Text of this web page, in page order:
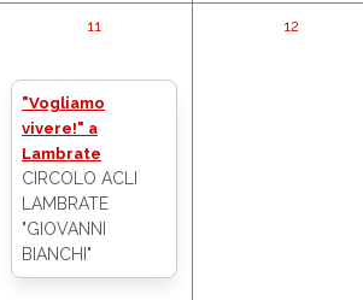
11
"Vogliamo
vivere!" a
Lambrate
CIRCOLO ACLI
LAMBRATE
"GIOVANNI
BIANCHI"
12